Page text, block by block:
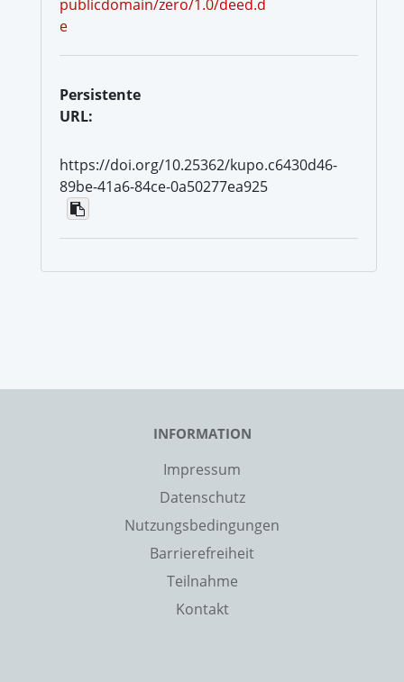
publicdomain/zero/1.0/deed.d
e
Persistente
URL:
https://doi.org/10.25362/kupo.c6430d46-
89be-41a6-84ce-0a50277ea925
INFORMATION
Impressum
Datenschutz
Nutzungsbedingungen
Barrierefreiheit
Teilnahme
Kontakt